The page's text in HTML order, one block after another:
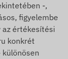
-,
figyelembe
az értékesítési
konkrét